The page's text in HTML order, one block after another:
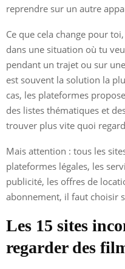
reprendre sur un autre
Ce que cela change pour
dans une situation où tu
pendant un trajet ou sur
est souvent la solution la
cas, les plateformes
des listes thématiques et
trouver plus vite quoi
Mais attention : tous les
plateformes légales, les
publicité, les offres de
abonnement, il faut choisir
Les 15 sites
regarder des